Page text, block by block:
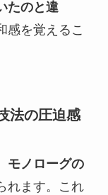
たのと違
感を覚える こ
法の圧迫感
モノローグの
れます。これ